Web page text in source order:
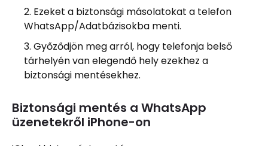
Ezeket a biztonsági másolatokat a telefon
WhatsApp/Adatbázisokba menti.
Győződjön meg arról, hogy telefonja belső
tárhelyén van elegendő hely ezekhez a
biztonsági mentésekhez.
Biztonsági mentés a WhatsApp
üzenetekről iPhone-on